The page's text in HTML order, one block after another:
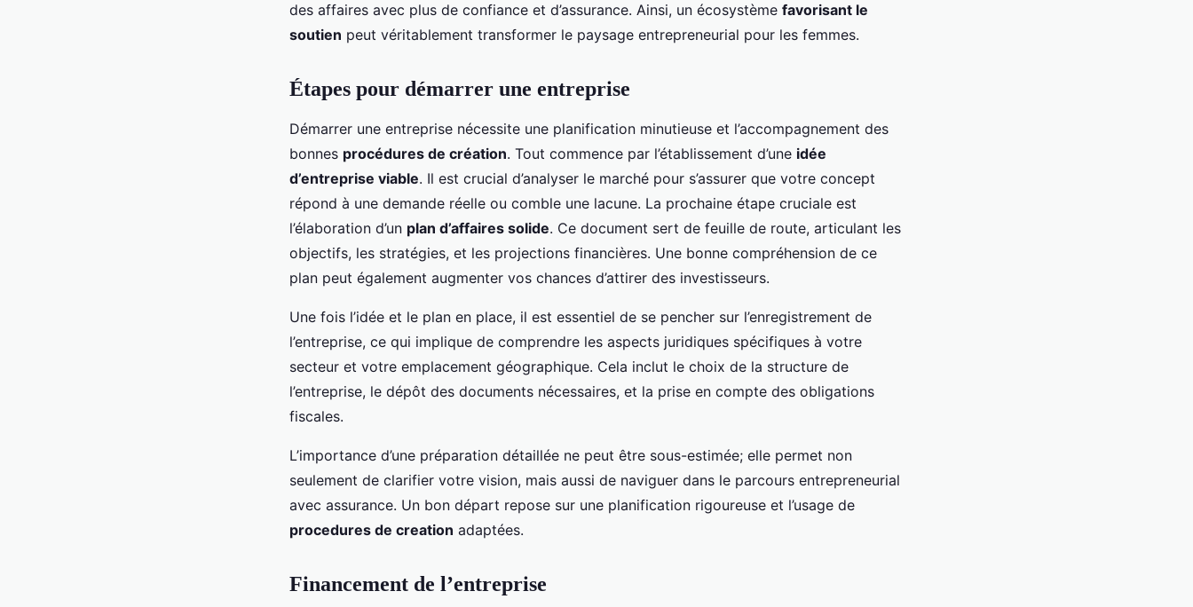
des affaires avec plus de confiance et d’assurance. Ainsi, un écosystème favorisant le
soutien peut véritablement transformer le paysage entrepreneurial pour les femmes.
Étapes pour démarrer une entreprise
Démarrer une entreprise nécessite une planification minutieuse et l’accompagnement des
bonnes procédures de création. Tout commence par l’établissement d’une idée
d’entreprise viable. Il est crucial d’analyser le marché pour s’assurer que votre concept
répond à une demande réelle ou comble une lacune. La prochaine étape cruciale est
l’élaboration d’un plan d’affaires solide. Ce document sert de feuille de route, articulant les
objectifs, les stratégies, et les projections financières. Une bonne compréhension de ce
plan peut également augmenter vos chances d’attirer des investisseurs.
Une fois l’idée et le plan en place, il est essentiel de se pencher sur l’enregistrement de
l’entreprise, ce qui implique de comprendre les aspects juridiques spécifiques à votre
secteur et votre emplacement géographique. Cela inclut le choix de la structure de
l’entreprise, le dépôt des documents nécessaires, et la prise en compte des obligations
fiscales.
L’importance d’une préparation détaillée ne peut être sous-estimée; elle permet non
seulement de clarifier votre vision, mais aussi de naviguer dans le parcours entrepreneurial
avec assurance. Un bon départ repose sur une planification rigoureuse et l’usage de
procedures de creation adaptées.
Financement de l’entreprise